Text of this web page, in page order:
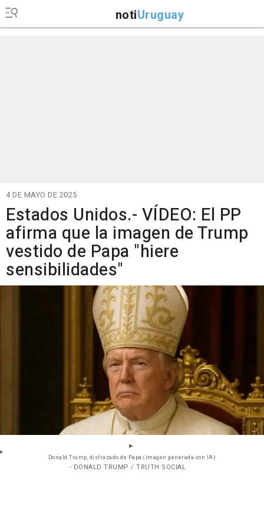
notiUruguay
4 DE MAYO DE 2025
Estados Unidos.- VÍDEO: El PP
afirma que la imagen de Trump
vestido de Papa "hiere
sensibilidades"
Donald Trump, disfrazado de Papa (imagen generada con IA)
- DONALD TRUMP / TRUTH SOCIAL